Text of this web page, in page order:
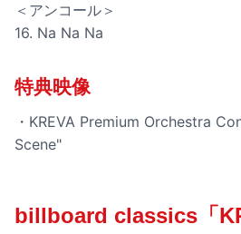
＜アンコール＞
16. Na Na Na
特典映像
・KREVA Premium Orchestra
Scene"
billboard classics「